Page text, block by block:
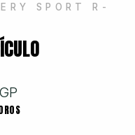
SPORT R-